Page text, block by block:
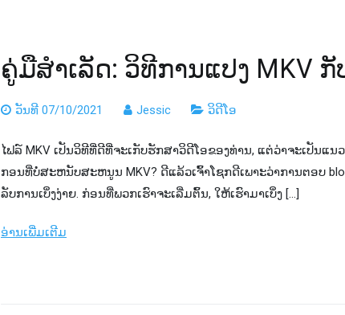
ຄູ່​ມື​ສໍາ​ເລັດ​: ວິ​ທີ​ການ​ແປງ MKV ກັ
ວັນທີ 07/10/2021 Jessic ວິດີໂອ
ໄຟລ​໌ MKV ເປັນ​ວິ​ທີ​ທີ່​ດີ​ທີ່​ຈະ​ເກັບ​ຮັກ​ສາ​ວິ​ດີ​ໂອ​ຂອງ​ທ່ານ​, ແຕ່​ວ່າ​ຈະ​ເປັນ​ແ
ກອນ​ທີ່​ບໍ່​ສະ​ຫນັບ​ສະ​ຫນູນ MKV​? ດີແລ້ວເຈົ້າໂຊກດີເພາະວ່າການຕອບ
ລັບການເບິ່ງງ່າຍ. ກ່ອນ​ທີ່​ພວກ​ເຮົາ​ຈະ​ເລີ່ມ​ຕົ້ນ, ໃຫ້​ເຮົາ​ມາ​ເບິ່ງ […]
ອ່ານເພີ່ມເຕີມ